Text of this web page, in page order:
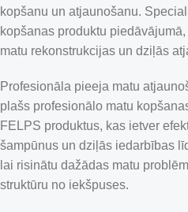
kopšanu un atjaunošanu.
kopšanas produktu
matu rekonstrukcijas un dziļās
Profesionāla pieeja matu
plašs profesionālo matu
FELPS produktus, kas ietver
šampūnus un dziļās iedarbības
lai risinātu dažādas matu
struktūru no iekšpuses.